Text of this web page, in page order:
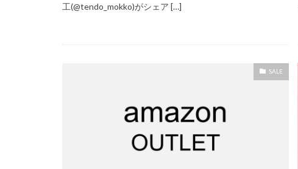
工(@tendo_mokko)がシェア […]
SALE